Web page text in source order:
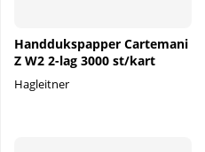
Handdukspapper Cartemani
Z W2 2-lag 3000 st/kart
Hagleitner